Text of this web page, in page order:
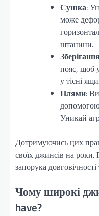
Сушка:
може
штанини.
пояс, щоб
у тісні
Плями:
Уникай
Дотримуючись цих
своїх джинсів на
запорука
Чому широкі
have?